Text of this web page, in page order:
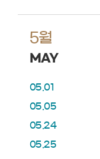
5월
MAY
05.01
05.05
05.24
05.25